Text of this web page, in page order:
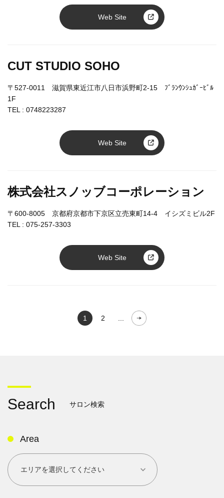
Web Site
CUT STUDIO SOHO
〒527-0011 滋賀県東近江市八日市浜野町2-15 ﾌﾞﾗﾝｳﾝｼｭｶﾞｰﾋﾞﾙ
1F
TEL : 0748223287
Web Site
株式会社スノッブコーポレーション
〒600-8005 京都府京都市下京区立売東町14-4 イシズミビル2F
TEL : 075-257-3303
Web Site
1 2
Search サロン検索
Area